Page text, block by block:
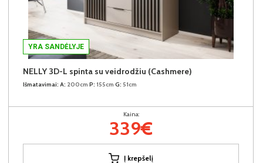
YRA SANDĖLYJE
NELLY 3D-L spinta su veidrodžiu (Cashmere)
Išmatavimai: A: 200cm P: 155cm G: 51cm
Kaina:
339€
Į krepšelį